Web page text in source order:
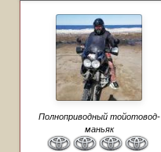
Полноприводный тойотовод-
маньяк